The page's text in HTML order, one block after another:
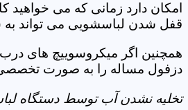
امکان دارد زمانی که می
قفل شدن لباسشویی می تواند به
همچنین اگر میکروسوییچ های
دزفول مساله را به صورت تخصصی
تخلیه نشدن آب توسط دستگاه